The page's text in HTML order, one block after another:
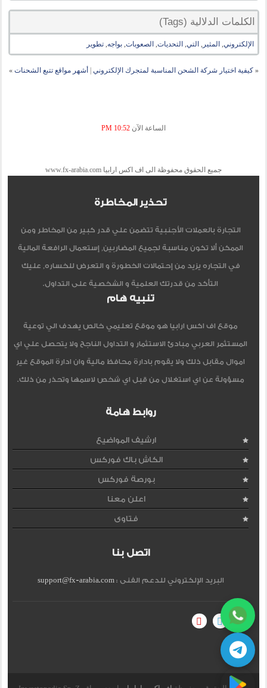
الكلمات الدلالية (Tags)
الإلكتروني, المثير , التي, التحديات, الصعوبات,بواجه,تطوير
« كيفية اختيار شركة الشحن المناسبة لمتجرك الإلكتروني أشهر مواقع تتبع الشحنات »
الساعة الآن 10:52 PM
جميع الحقوق محفوظة الى اف اكس ارابيا www.fx-arabia.com
تحذير المخاطرة
التجارة بالعملات الأجنبية تتضمن علي قدر كبير من المخاطر ومن
الممكن ألا تكون مناسبة لجميع المضاربين, إستعمال الرافعة المالية
في التجاره يزيد من إحتمالات الخطورة و التعرض للخساره, عليك
التأكد من قدرتك العلمية و الشخصية على التداول.
تنبيه هام
موقع اف اكس ارابيا هو موقع تعليمي خالص يهدف الي توعية
المستثمر العربي مبادئ الاستثمار و التداول الناجح ولا يتحصل علي اي
اموال مقابل ذلك ولا يقوم بادارة محافظ مالية وان ادارة الموقع غير
مسؤولة عن اي استغلال من قبل اي شخص لاسمها وتحذر من ذلك.
روابط هامة
ارشيف المواضيع
الكاش باك فوركس
بورصة فوركس
اعلن معنا
فتاوى
اتصل بنا
البريد الإلكتروني للدعم الفنى :support@fx-arabia.com